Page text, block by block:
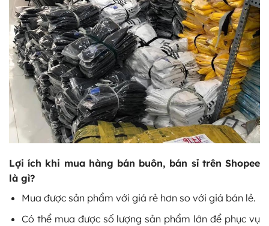
Lợi ích khi mua hàng bán buôn, bán sỉ trên Shopee
là gì?
Mua được sản phẩm với giá rẻ hơn so với giá bán lẻ.
Có thể mua được số lượng sản phẩm lớn để phục vụ